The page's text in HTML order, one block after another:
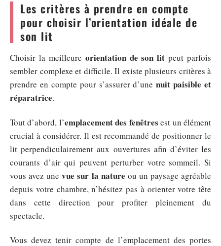
Les critères à prendre en compte
pour choisir l’orientation idéale de
son lit
Choisir la meilleure orientation de son lit peut parfois
sembler complexe et difficile. Il existe plusieurs critères à
prendre en compte pour s’assurer d’unenuit paisible et
réparatrice.
Tout d’abord, l’emplacement des fenêtres est un élément
crucial à considérer. Il est recommandé de positionner le
lit perpendiculairement aux ouvertures afin d’éviter les
courants d’air qui peuvent perturber votre sommeil. Si
vous avez unevue sur la nature ou un paysage agréable
depuis votre chambre, n’hésitez pas à orienter votre tête
dans cette direction pour profiter pleinement du
spectacle.
Vous devez tenir compte de l’emplacement des portes